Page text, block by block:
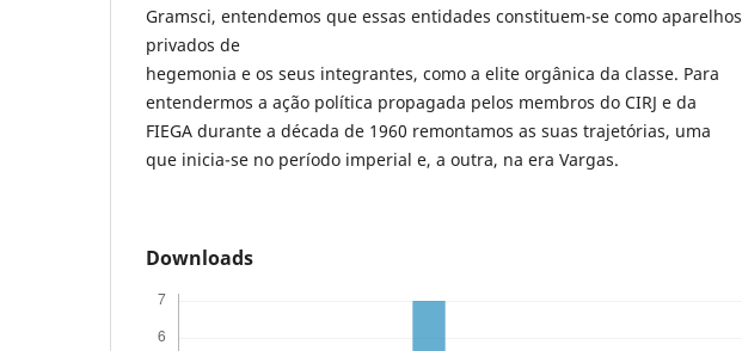
Gramsci, entendemos que essas entidades constituem-se como aparelhos
privados de
hegemonia e os seus integrantes, como a elite orgânica da classe. Para
entendermos a ação política propagada pelos membros do CIRJ e da
FIEGA durante a década de 1960 remontamos as suas trajetórias, uma
que inicia-se no período imperial e, a outra, na era Vargas.
Downloads